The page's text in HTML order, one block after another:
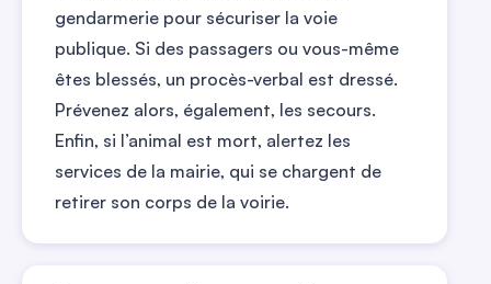
gendarmerie pour sécuriser la voie
publique. Si des passagers ou vous-même
êtes blessés, un procès-verbal est dressé.
Prévenez alors, également, les secours.
Enfin, si l’animal est mort, alertez les
services de la mairie, qui se chargent de
retirer son corps de la voirie.